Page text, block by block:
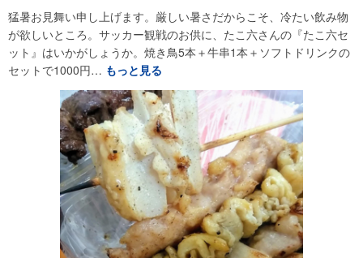
猛暑お見舞い申し上げます。厳しい暑さだからこそ、冷たい飲み物
が欲しいところ。サッカー観戦のお供に、たこ六さんの『たこ六セ
ット』はいかがしょうか。焼き鳥5本＋牛串1本＋ソフトドリンクの
セットで1000円… もっと見る